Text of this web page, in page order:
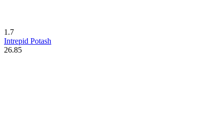
1.7
Intrepid Potash
26.85